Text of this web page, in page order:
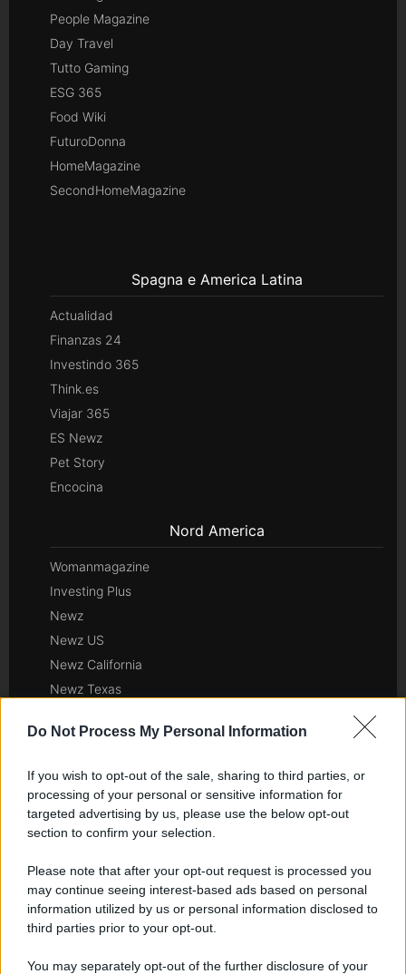
Do Not Process My Personal Information
If you wish to opt-out of the sale, sharing to third parties, or
processing of your personal or sensitive information for
targeted advertising by us, please use the below opt-out
section to confirm your selection.
Please note that after your opt-out request is processed you
may continue seeing interest-based ads based on personal
information utilized by us or personal information disclosed to
third parties prior to your opt-out.
You may separately opt-out of the further disclosure of your
People Magazine
Day Travel
Tutto Gaming
ESG 365
Food Wiki
FuturoDonna
HomeMagazine
SecondHomeMagazine
Spagna e America Latina
Actualidad
Finanzas 24
Investindo 365
Think.es
Viajar 365
ES Newz
Pet Story
Encocina
Nord America
Womanmagazine
Investing Plus
Newz
Newz US
Newz California
Newz Texas
Newz New York
Newz Illinois
Newz Ohio
Gameland
Scoop Mag
Lgbtqia News
Motors Magazine 365
Day Travel 365